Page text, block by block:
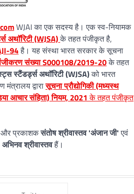
WJAI का एक सदस्य है। एक स्व-नियामक
अथॉरिटी (WJSA)के तहत पंजीकृत है,
94है। यह संस्था भारत सरकार के सूचना
संख्या S000108/2019-20के तहत
स्टैंडर्ड्स अथॉरिटी (WJSA)को भारत
द्वारासूचना प्रौद्योगिकी (मध्यस्थ
आचार संहिता) नियम, 2021 के तहत पंजीकृत
और प्रकाशकसंतोष श्रीवास्तव 'अंजान जी'एवं
अभिनव श्रीवास्तवहैं।